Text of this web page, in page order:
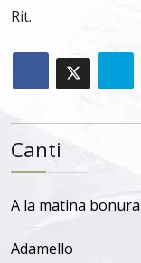
Rit.
Canti
A la matina bonura
Adamello